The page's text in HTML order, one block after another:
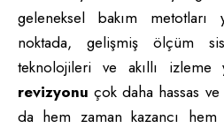
geleneksel bakım metotları
noktada, gelişmiş ölçüm
teknolojileri ve akıllı izleme
revizyonu çok daha hassas
da hem zaman kazancı